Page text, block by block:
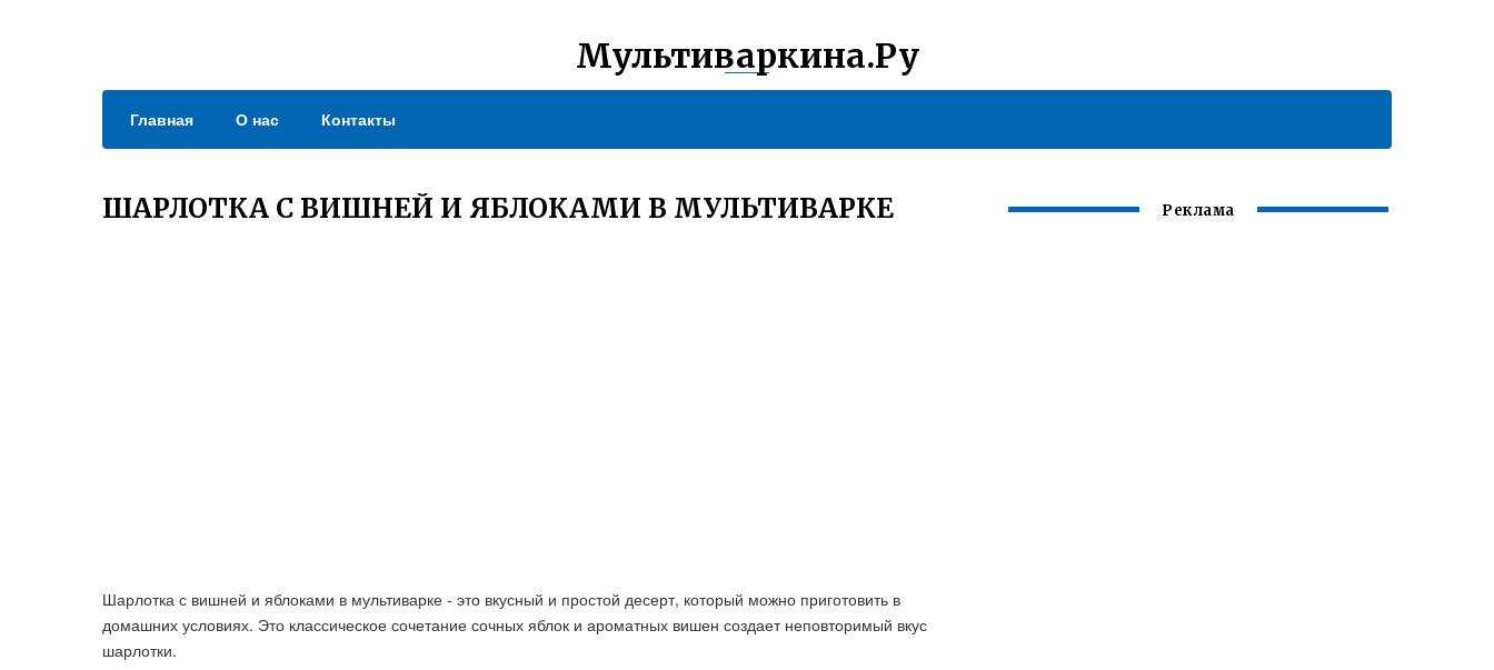
Мультиваркина.Ру
Главная О нас Контакты
ШАРЛОТКА С ВИШНЕЙ И ЯБЛОКАМИ В МУЛЬТИВАРКЕ
Шарлотка с вишней и яблоками в мультиварке - это вкусный и простой десерт, который можно приготовить в
домашних условиях. Это классическое сочетание сочных яблок и ароматных вишен создает неповторимый вкус
шарлотки.
Реклама